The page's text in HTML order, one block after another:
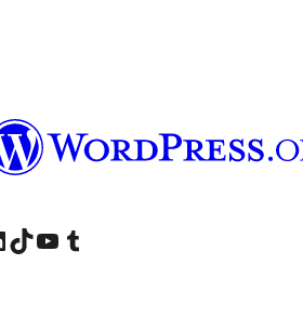
bezoeken
account
ons LinkedIn account
Bezoek ons TikTok account
Bezoek ons YouTube kanaalBezoek ons Tumblr account